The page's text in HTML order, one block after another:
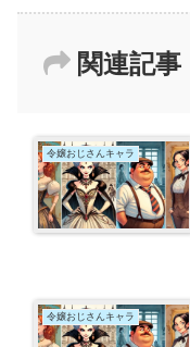
関連記事
令嬢おじさんキャラ
令嬢おじさんキャラ